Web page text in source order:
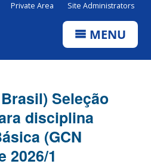
Private Area Site Administrators
MENU
Seleção
disciplina
(GCN
2026/1